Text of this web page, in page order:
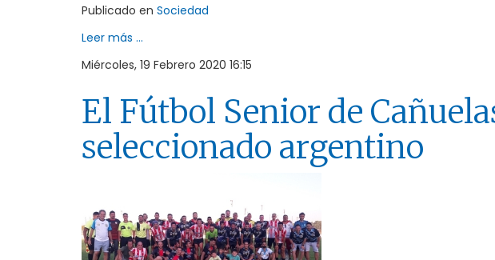
Publicado en Sociedad
Leer más ...
Miércoles, 19 Febrero 2020 16:15
El Fútbol Senior de
seleccionado argentino